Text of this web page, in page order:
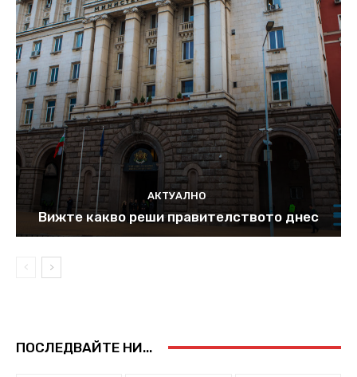
АКТУАЛНО
Вижте какво реши правителството днес
ПОСЛЕДВАЙТЕ НИ...